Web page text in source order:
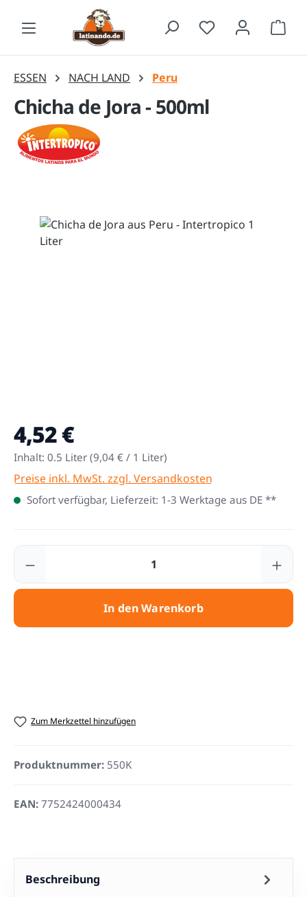
Zum Hauptinhalt springen
ESSEN NACH LAND Peru
Chicha de Jora - 500ml
Regulärer Preis:
4,52 €
Inhalt: 0.5 Liter (9,04 € / 1 Liter)
Preise inkl. MwSt. zzgl. Versandkosten
Sofort verfügbar, Lieferzeit: 1-3 Werktage aus DE **
Produkt Anzahl: Gib den gewünschten
In den Warenkorb
Zum Merkzettel hinzufügen
Produktnummer: 550K
EAN: 7752424000434
Beschreibung